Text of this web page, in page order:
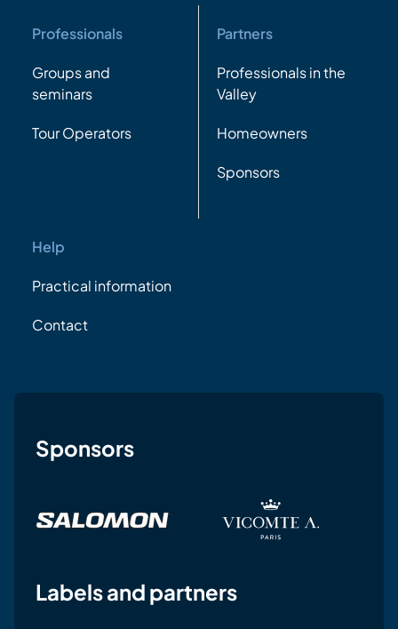
Professionals
Groups and
seminars
Tour Operators
Partners
Professionals in the
Valley
Homeowners
Sponsors
Help
Practical information
Contact
Sponsors
Labels and partners